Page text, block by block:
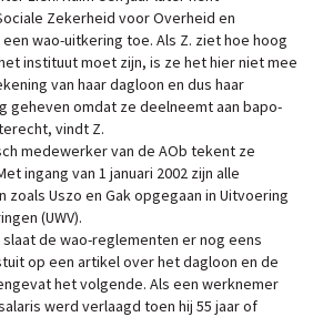
Zekerheid voor Overheid en
wao-uitkering toe. Als Z. ziet hoe hoog
instituut moet zijn, is ze het hier niet mee
van haar dagloon en dus haar
geheven omdat ze deelneemt aan bapo-
vindt Z.
medewerker van de AOb tekent ze
ingang van 1 januari 2002 zijn alle
Uszo en Gak opgegaan in Uitvoering
(UWV).
de wao-reglementen er nog eens
op een artikel over het dagloon en de
het volgende. Als een werknemer
werd verlaagd toen hij 55 jaar of